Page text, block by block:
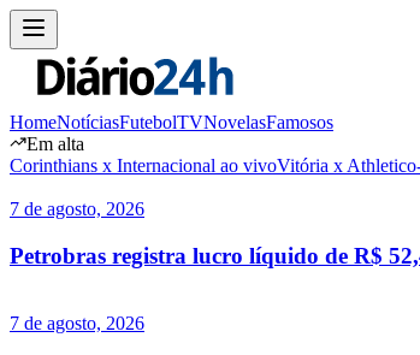
HomeNotíciasFutebolTVNovelasFamosos
Em alta
Corinthians x Internacional ao vivoVitória x
7 de agosto, 2026
Petrobras registra lucro líquido de R$
7 de agosto, 2026